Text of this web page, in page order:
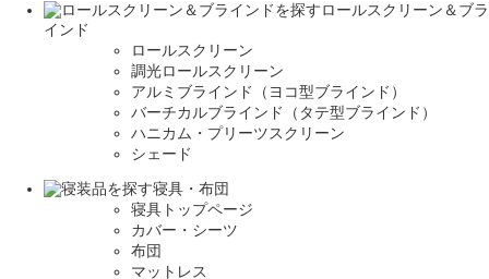
ロールスクリーン＆ブラ
インド
ロールスクリーン
調光ロールスクリーン
アルミブラインド（ヨコ型ブラインド）
バーチカルブラインド（タテ型ブラインド）
ハニカム・プリーツスクリーン
シェード
寝具・布団
寝具トップページ
カバー・シーツ
布団
マットレス